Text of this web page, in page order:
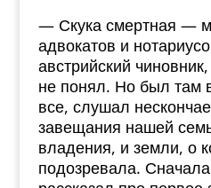
— Скука смертная —
адвокатов и
австрийский
не понял. Но был там
все, слушал
завещания нашей
владения, и земли, о
подозревала.